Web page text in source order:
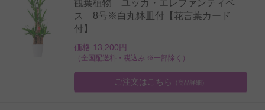
観葉植物 ユッカ・エレファンティペ
ス 8号※白丸鉢皿付【花言葉カード
付】
価格 13,200円
（全国配送料・税込み ※一部除く）
ご注文はこちら （商品詳細）